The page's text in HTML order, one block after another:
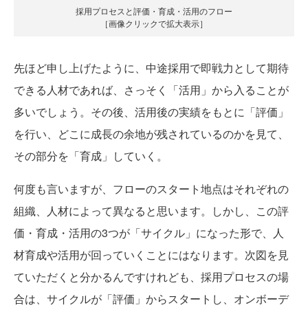
採用プロセスと評価・育成・活用のフロー
［画像クリックで拡大表示］
先ほど申し上げたように、中途採用で即戦力として期待
できる人材であれば、さっそく「活用」から入ることが
多いでしょう。その後、活用後の実績をもとに「評価」
を行い、どこに成長の余地が残されているのかを見て、
その部分を「育成」していく。
何度も言いますが、フローのスタート地点はそれぞれの
組織、人材によって異なると思います。しかし、この評
価・育成・活用の3つが「サイクル」になった形で、人
材育成や活用が回っていくことにはなります。次図を見
ていただくと分かるんですけれども、採用プロセスの場
合は、サイクルが「評価」からスタートし、オンボーデ